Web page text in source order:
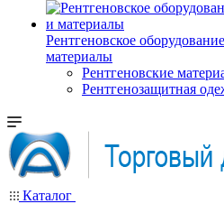
Рентгеновское
материалы
Рентгеновские
Рентгенозащитная
Каталог